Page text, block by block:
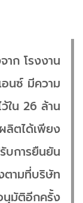
าก โรงงาน
นซ์ มีความ
ใน 26 ล้าน
ลิตได้เพียง
บการยืนยัน
ตามที่บริษัท
นุมัติอีกครั้ง